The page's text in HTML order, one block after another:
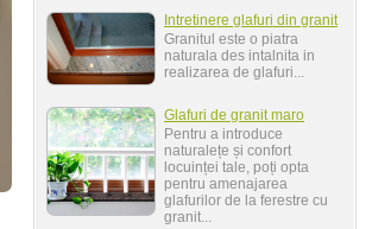
Intretinere glafuri din granit
Granitul este o piatra
naturala des intalnita in
realizarea de glafuri...
Glafuri de granit maro
Pentru a introduce
naturalețe și confort
locuinței tale, poți opta
pentru amenajarea
glafurilor de la ferestre cu
granit...